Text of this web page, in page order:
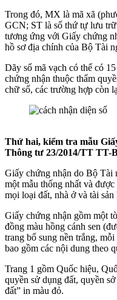
Trong đó, MX là mã xã
GCN; ST là số thứ tự lưu trữ
tương ứng với Giấy chứng
hồ sơ địa chính của Bộ Tài
Dãy số mã vạch có thể có
chứng nhận thuộc thẩm
chữ số, các trường hợp còn
Thứ hai, kiểm tra mẫu
Thông tư 23/2014/TT TT-
Giấy chứng nhận do Bộ Tài
một mẫu thống nhất và
mọi loại đất, nhà ở và tài
Giấy chứng nhận gồm một
đồng màu hồng cánh sen
trang bổ sung nền trắng,
bao gồm các nội dung theo
Trang 1 gồm Quốc hiệu,
quyền sử dụng đất, quyền
đất” in màu đỏ.